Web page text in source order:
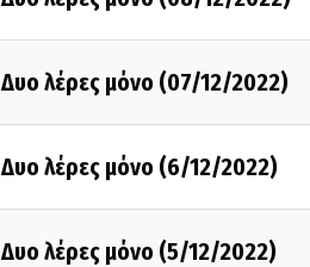
Δυο λέρες μόνο (07/12/2022)
Δυο λέρες μόνο (6/12/2022)
Δυο λέρες μόνο (5/12/2022)